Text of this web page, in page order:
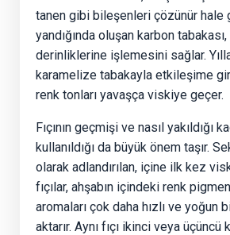
tanen gibi bileşenleri çözünür hale
yandığında oluşan karbon
derinliklerine işlemesini sağlar.
karamelize tabakayla etkileşime
renk tonları yavaşça viskiye geçer.
Fıçının geçmişi ve nasıl yakıldığı
kullanıldığı da büyük önem taşır.
olarak adlandırılan, içine ilk kez
fıçılar, ahşabın içindeki renk
aromaları çok daha hızlı ve yoğun
aktarır. Aynı fıçı ikinci veya üçüncü